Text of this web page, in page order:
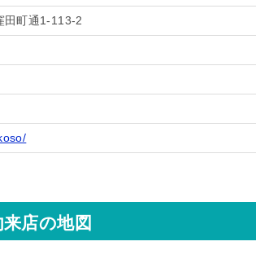
田町通1-113-2
店の地図